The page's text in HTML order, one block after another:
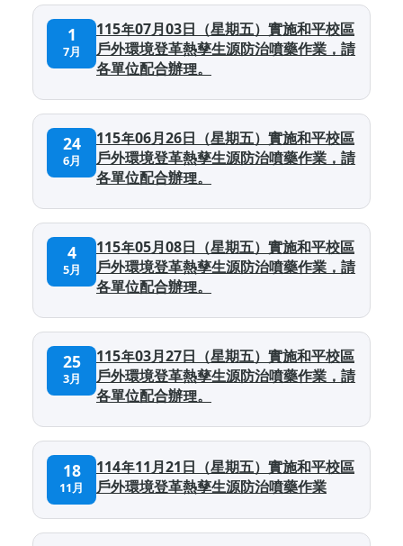
1
7月
115年07月03日（星期五）實施和平校區
戶外環境登革熱孳生源防治噴藥作業，請
各單位配合辦理。
24
6月
115年06月26日（星期五）實施和平校區
戶外環境登革熱孳生源防治噴藥作業，請
各單位配合辦理。
4
5月
115年05月08日（星期五）實施和平校區
戶外環境登革熱孳生源防治噴藥作業，請
各單位配合辦理。
25
3月
115年03月27日（星期五）實施和平校區
戶外環境登革熱孳生源防治噴藥作業，請
各單位配合辦理。
18
11月
114年11月21日（星期五）實施和平校區
戶外環境登革熱孳生源防治噴藥作業